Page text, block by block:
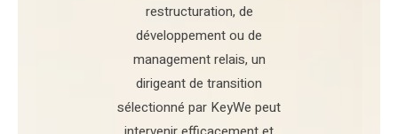
restructuration, de
développementou de
management relais, un
dirigeant de transition
sélectionné par KeyWe peut